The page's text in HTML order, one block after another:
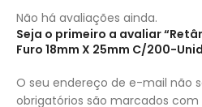
Não há avaliações ainda.
Seja o primeiro a avaliar
Furo 18mm X 25mm C/200-
O seu endereço de e-mail não
obrigatórios são marcados com